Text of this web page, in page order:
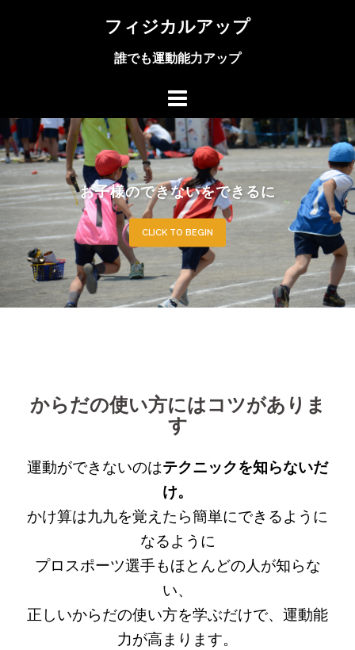
ス
キ
ッ
プ
フィジカルアップ
誰でも運動能力アップ
CLICK TO BEGIN
お子様のできないをできるに
CLICK TO BEGIN
からだの使い方にはコツがありま
す
運動ができないのはテクニックを知らないだ
け。
かけ算は九九を覚えたら簡単にできるように
なるように
プロスポーツ選手もほとんどの人が知らな
い、
正しいからだの使い方を学ぶだけで、運動能
力が高まります。